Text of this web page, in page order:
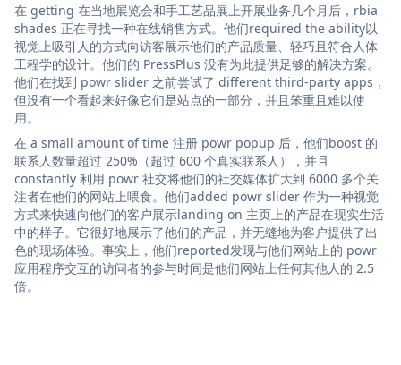
在 getting 在当地展览会和手工艺品展上开展业务几个月后，rbia
shades 正在寻找一种在线销售方式。他们required the ability以
视觉上吸引人的方式向访客展示他们的产品质量、轻巧且符合人体
工程学的设计。他们的 PressPlus 没有为此提供足够的解决方案。
他们在找到 powr slider 之前尝试了 different third-party apps，
但没有一个看起来好像它们是站点的一部分，并且笨重且难以使
用。
在 a small amount of time 注册 powr popup 后，他们boost 的
联系人数量超过 250%（超过 600 个真实联系人），并且
constantly 利用 powr 社交将他们的社交媒体扩大到 6000 多个关
注者在他们的网站上喂食。他们added powr slider 作为一种视觉
方式来快速向他们的客户展示landing on 主页上的产品在现实生活
中的样子。它很好地展示了他们的产品，并无缝地为客户提供了出
色的现场体验。事实上，他们reported发现与他们网站上的 powr
应用程序交互的访问者的参与时间是他们网站上任何其他人的 2.5
倍。